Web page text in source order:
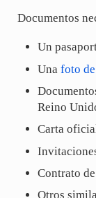
Documentos
Un
Unafoto
Reino
Carta
Contrato
Otros